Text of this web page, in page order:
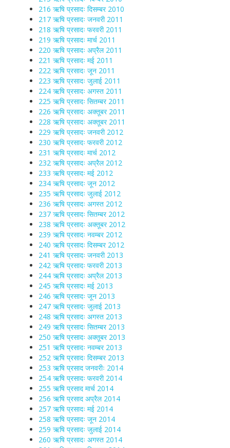
216 ऋषि प्रसादः दिसम्बर 2010
217 ऋषि प्रसादः जनवरी 2011
218 ऋषि प्रसादः फरवरी 2011
219 ऋषि प्रसादः मार्च 2011
220 ऋषि प्रसादः अप्रैल 2011
221 ऋषि प्रसादः मई 2011
222 ऋषि प्रसादः जून 2011
223 ऋषि प्रसादः जुलाई 2011
224 ऋषि प्रसादः अगस्त 2011
225 ऋषि प्रसादः सितम्बर 2011
226 ऋषि प्रसादः अक्तूबर 2011
228 ऋषि प्रसादः अक्तूबर 2011
229 ऋषि प्रसादः जनवरी 2012
230 ऋषि प्रसादः फरवरी 2012
231 ऋषि प्रसादः मार्च 2012
232 ऋषि प्रसादः अप्रैल 2012
233 ऋषि प्रसादः मई 2012
234 ऋषि प्रसादः जून 2012
235 ऋषि प्रसादः जुलाई 2012
236 ऋषि प्रसादः अगस्त 2012
237 ऋषि प्रसादः सितम्बर 2012
238 ऋषि प्रसादः अक्तूबर 2012
239 ऋषि प्रसादः नवम्बर 2012
240 ऋषि प्रसादः दिसम्बर 2012
241 ऋषि प्रसादः जनवरी 2013
242 ऋषि प्रसादः फरवरी 2013
244 ऋषि प्रसादः अप्रैल 2013
245 ऋषि प्रसादः मई 2013
246 ऋषि प्रसादः जून 2013
247 ऋषि प्रसादः जुलाई 2013
248 ऋषि प्रसादः अगस्त 2013
249 ऋषि प्रसादः सितम्बर 2013
250 ऋषि प्रसादः अक्तूबर 2013
251 ऋषि प्रसादः नवम्बर 2013
252 ऋषि प्रसादः दिसम्बर 2013
253 ऋषि प्रसाद जनवरीः 2014
254 ऋषि प्रसादः फरवरी 2014
255 ऋषि प्रसाद मार्च 2014
256 ऋषि प्रसाद अप्रैल 2014
257 ऋषि प्रसादः मई 2014
258 ऋषि प्रसादः जून 2014
259 ऋषि प्रसादः जुलाई 2014
260 ऋषि प्रसादः अगस्त 2014